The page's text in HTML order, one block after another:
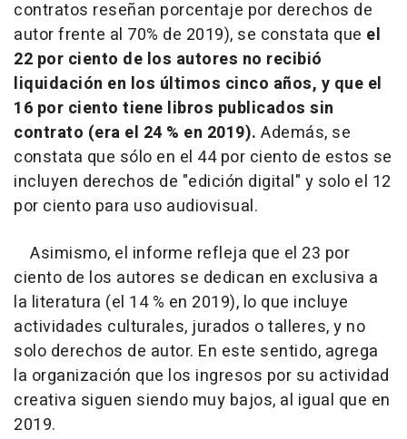
contratos reseñan porcentaje por derechos de
autor frente al 70% de 2019), se constata que el
22 por ciento de los autores no recibió
liquidación en los últimos cinco años, y que el
16 por ciento tiene libros publicados sin
contrato (era el 24 % en 2019). Además, se
constata que sólo en el 44 por ciento de estos se
incluyen derechos de "edición digital" y solo el 12
por ciento para uso audiovisual.
Asimismo, el informe refleja que el 23 por
ciento de los autores se dedican en exclusiva a
la literatura (el 14 % en 2019), lo que incluye
actividades culturales, jurados o talleres, y no
solo derechos de autor. En este sentido, agrega
la organización que los ingresos por su actividad
creativa siguen siendo muy bajos, al igual que en
2019.